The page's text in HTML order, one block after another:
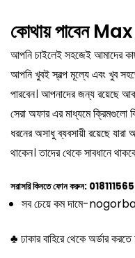
কোথায় পাবেন
আপনি চাইলেই সহজেই আমাদের
আপনি খুবই স্বল্প মূল্যে এবং খুব
পারবেন। আপনাদের জন্য রয়েছে
সেরা অফার এর মাধ্যমে ক্রিমগুলো
ধরনের অসাধু ব্যবসায়ী রয়েছে
থাকেন। তাদের থেকে সাবধানে
সরাসরি কিনতে ফোন করুন:
সব চেয়ে কম দামে-
♣ ঢাকার বাহিরে থেকে অর্ডার